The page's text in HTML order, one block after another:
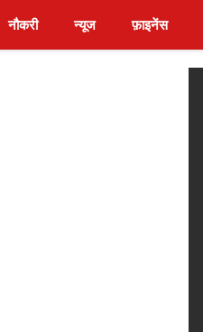
नौकरी न्यूज फ़ाइनेंस